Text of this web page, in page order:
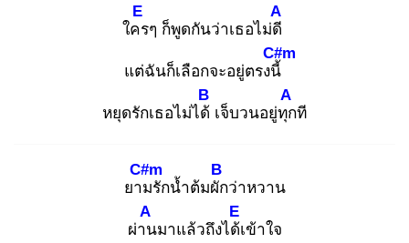
ใคร
E
ๆ ก็พูดกันว่าเธอไม่ดี
A
แต่ฉันก็เลือกจะอยู่ตรงนี้
C#m
หยุดรักเธอไม่ได้
B
เจ็บวนอยู่ทุก
A
ที
ยาม
C#m
รักน้ำต้มผัก
B
ว่าหวาน
ผ่าน
A
มาแล้วถึงได้เ
E
ข้าใจ